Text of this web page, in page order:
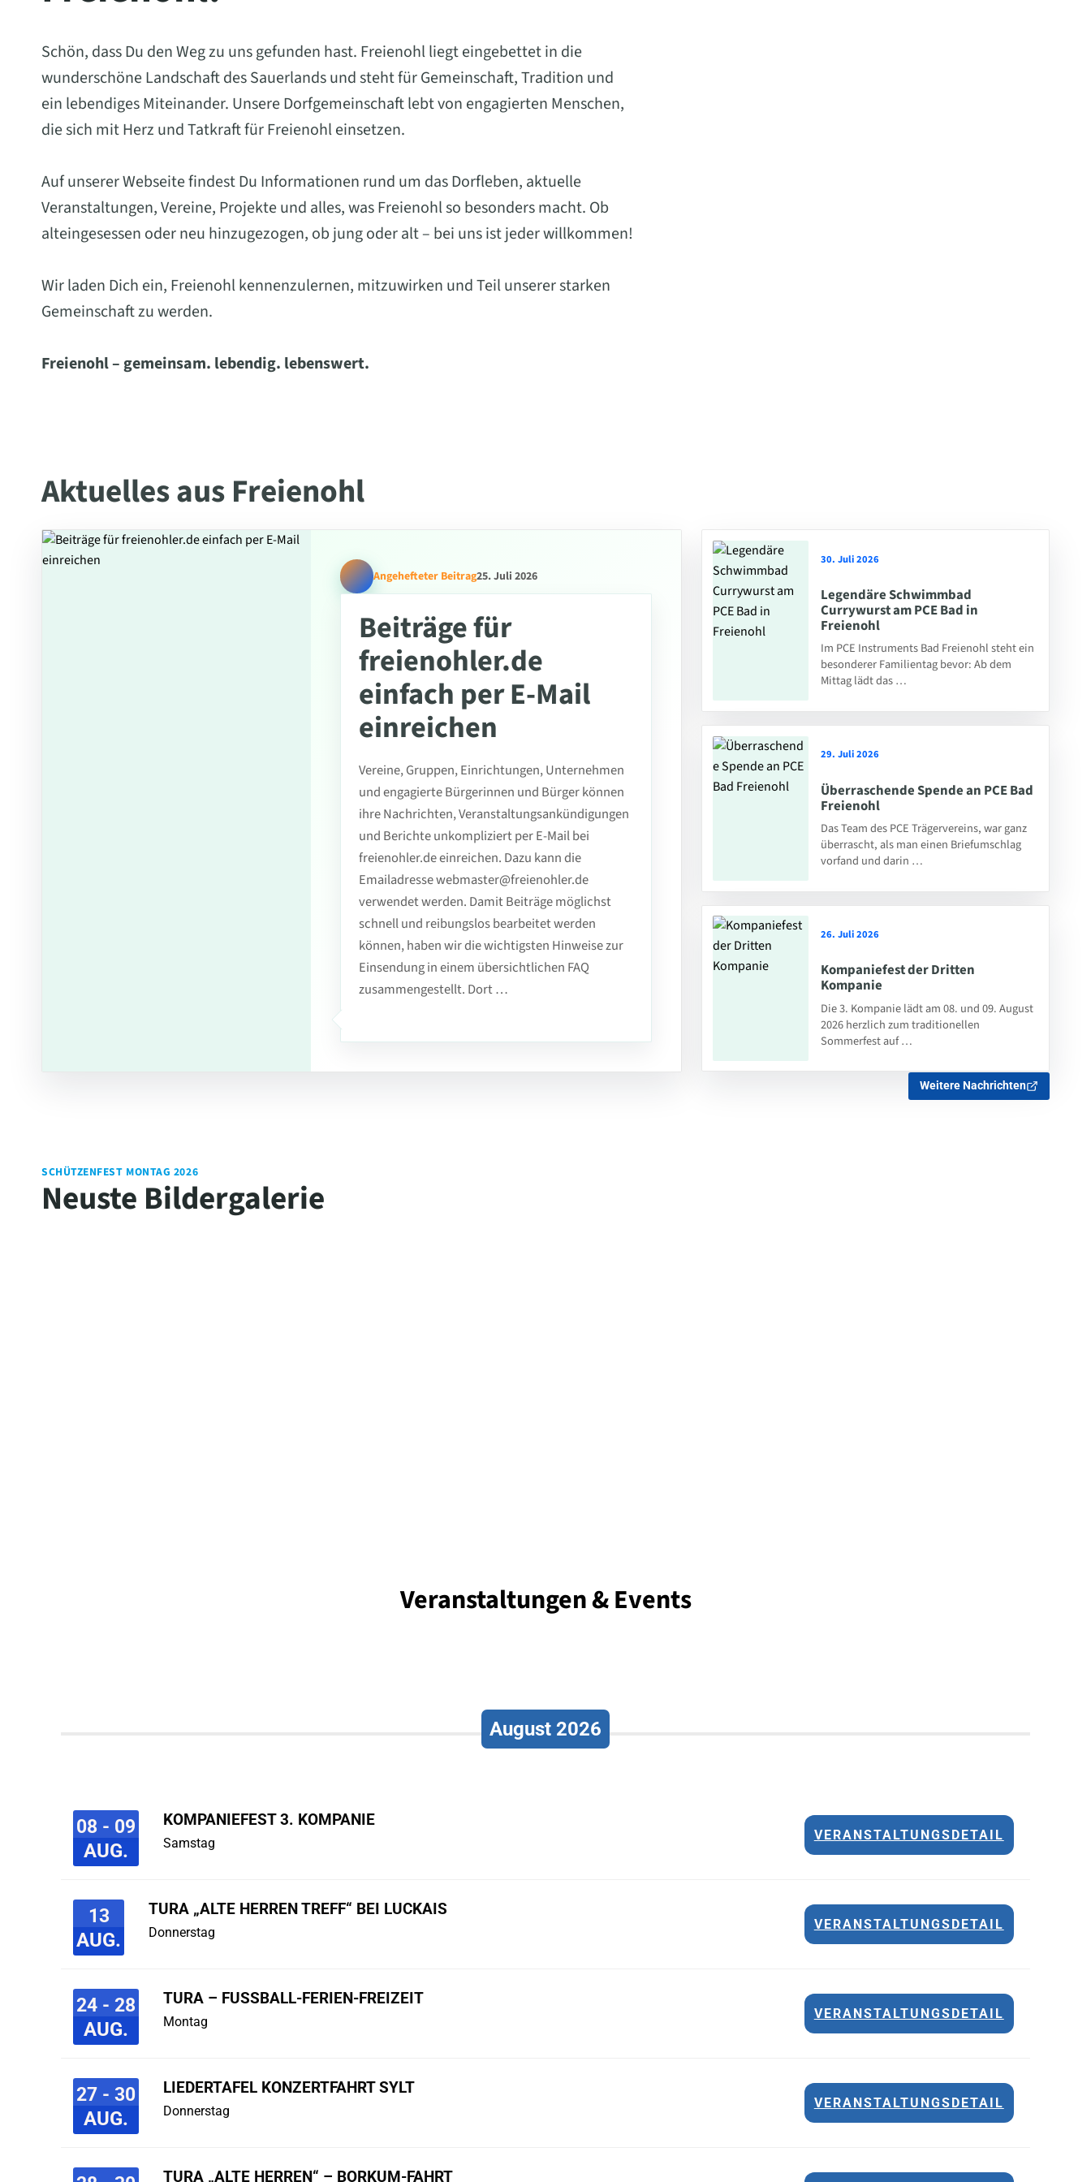
Schön, dass Du den Weg zu uns gefunden hast. Freienohl liegt eingebettet in die
wunderschöne Landschaft des Sauerlands und steht für Gemeinschaft, Tradition und
ein lebendiges Miteinander. Unsere Dorfgemeinschaft lebt von engagierten Menschen,
die sich mit Herz und Tatkraft für Freienohl einsetzen.
Auf unserer Webseite findest Du Informationen rund um das Dorfleben, aktuelle
Veranstaltungen, Vereine, Projekte und alles, was Freienohl so besonders macht. Ob
alteingesessen oder neu hinzugezogen, ob jung oder alt – bei uns ist jeder willkommen!
Wir laden Dich ein, Freienohl kennenzulernen, mitzuwirken und Teil unserer starken
Gemeinschaft zu werden.
Freienohl – gemeinsam. lebendig. lebenswert.
Aktuelles aus Freienohl
Angehefteter Beitrag25. Juli 2026
Beiträge für
freienohler.de
einfach per E-Mail
einreichen
Vereine, Gruppen, Einrichtungen, Unternehmen
und engagierte Bürgerinnen und Bürger können
ihre Nachrichten, Veranstaltungsankündigungen
und Berichte unkompliziert per E-Mail bei
freienohler.de einreichen. Dazu kann die
Emailadresse webmaster@freienohler.de
verwendet werden. Damit Beiträge möglichst
schnell und reibungslos bearbeitet werden
können, haben wir die wichtigsten Hinweise zur
Einsendung in einem übersichtlichen FAQ
zusammengestellt. Dort …
30. Juli 2026
Legendäre Schwimmbad
Currywurst am PCE Bad in
Freienohl
Im PCE Instruments Bad Freienohl steht ein
besonderer Familientag bevor: Ab dem
Mittag lädt das …
29. Juli 2026
Überraschende Spende an PCE Bad
Freienohl
Das Team des PCE Trägervereins, war ganz
überrascht, als man einen Briefumschlag
vorfand und darin …
26. Juli 2026
Kompaniefest der Dritten
Kompanie
Die 3. Kompanie lädt am 08. und 09. August
2026 herzlich zum traditionellen
Sommerfest auf …
Weitere Nachrichten
SCHÜTZENFEST MONTAG 2026
Neuste Bildergalerie
Veranstaltungen & Events
August 2026
08 - 09
AUG.
KOMPANIEFEST 3. KOMPANIE
Samstag
VERANSTALTUNGSDETAIL
13
AUG.
TURA „ALTE HERREN TREFF“ BEI LUCKAIS
Donnerstag
VERANSTALTUNGSDETAIL
24 - 28
AUG.
TURA – FUSSBALL-FERIEN-FREIZEIT
Montag
VERANSTALTUNGSDETAIL
27 - 30
AUG.
LIEDERTAFEL KONZERTFAHRT SYLT
Donnerstag
VERANSTALTUNGSDETAIL
TURA „ALTE HERREN“ – BORKUM-FAHRT